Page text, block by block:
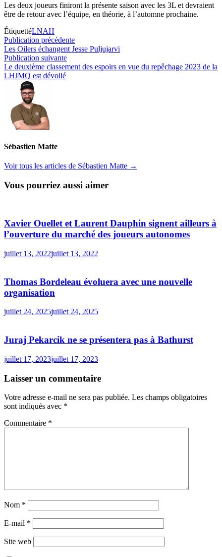
Les deux joueurs finiront la présente saison avec les 3L et devraient
être de retour avec l’équipe, en théorie, à l’automne prochaine.
ÉtiquettéLNAH
Navigation
de
l’article
Publication précédentePublication
précédente :
Les Oilers échangent Jesse Puljujarvi
Publication suivantePublication
suivante :
Le deuxième classement des espoirs en vue du repêchage 2023 de la
LHJMQ est dévoilé
Sébastien Matte
Voir tous les articles de Sébastien Matte →
Vous pourriez aussi aimer
Xavier Ouellet et Laurent Dauphin signent ailleurs à
l’ouverture du marché des joueurs autonomes
juillet 13, 2022juillet 13, 2022
Thomas Bordeleau évoluera avec une nouvelle
organisation
juillet 24, 2025juillet 24, 2025
Juraj Pekarcik ne se présentera pas à Bathurst
juillet 17, 2023juillet 17, 2023
Laisser un commentaire
Votre adresse e-mail ne sera pas publiée. Les champs obligatoires
sont indiqués avec *
Commentaire *
Nom *
E-mail *
Site web